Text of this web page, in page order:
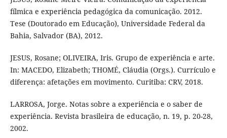
fílmica e experiência pedagógica da comunicação. 2012.
Tese (Doutorado em Educação), Universidade Federal da
Bahia, Salvador (BA), 2012.
JESUS, Rosane; OLIVEIRA, Iris. Grupo de experiência e arte.
In: MACEDO, Elizabeth; THOMÉ, Cláudia (Orgs.). Currículo e
diferença: afetações em movimento. Curitiba: CRV, 2018.
LARROSA, Jorge. Notas sobre a experiência e o saber de
experiência. Revista brasileira de educação, n. 19, p. 20-28,
2002.